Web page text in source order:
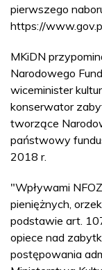
pierwszego
https://
MKiDN
Narodowego
wiceminister
konserwator
tworzące
państwowy
2018 r.
"Wpływami
pieniężnych,
podstawie art.
opiece nad
postępowania